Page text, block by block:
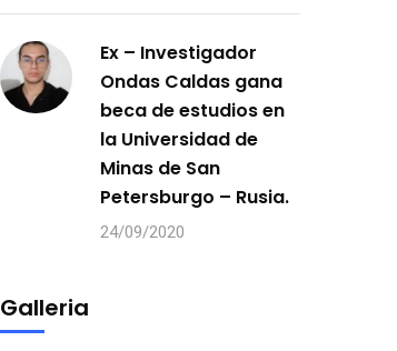
Ex – Investigador
Ondas Caldas gana
beca de estudios en
la Universidad de
Minas de San
Petersburgo – Rusia.
24/09/2020
Galleria